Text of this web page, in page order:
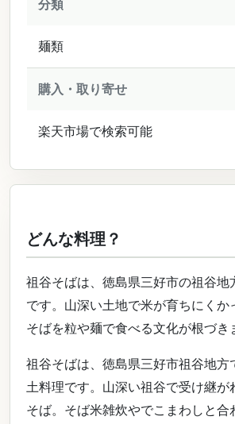
分類
麺類
購入・取り寄せ
楽天市場で検索可能
どんな料理？
祖谷そばは、徳島県三好市の祖谷地
です。山深い土地で米が育ちにくか
そばを粒や麺で食べる文化が根づき
祖谷そばは、徳島県三好市祖谷地方
土料理です。山深い祖谷で受け継が
そば。そば米雑炊やでこまわしと合